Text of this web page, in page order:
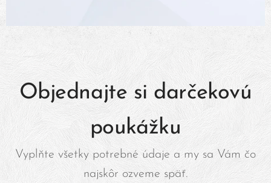
Objednajte si darčekovú
poukážku
Vyplňte všetky potrebné údaje a my sa Vám čo
najskôr ozveme späť.